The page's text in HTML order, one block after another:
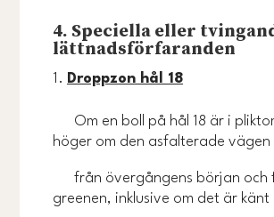
4. Speciella eller
lättnadsförfaranden
Droppzon hål 18
Om en boll på hål 18 är i
höger om den asfalterade vägen
från övergångens början och
greenen, inklusive om det är